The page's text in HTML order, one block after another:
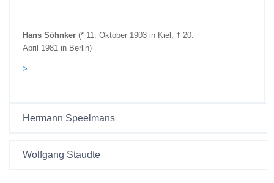
Hans Söhnker (* 11. Oktober 1903 in Kiel; † 20.
April 1981 in Berlin)
>
Hermann Speelmans
Wolfgang Staudte